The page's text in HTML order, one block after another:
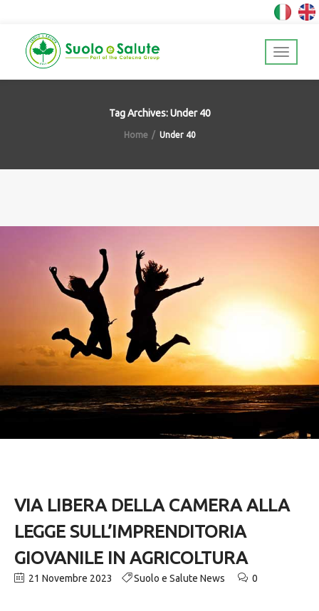
Tag Archives: Under 40
Home Under 40
VIA LIBERA DELLA CAMERA ALLA
LEGGE SULL’IMPRENDITORIA
GIOVANILE IN AGRICOLTURA
21 Novembre 2023 Suolo e Salute News 0